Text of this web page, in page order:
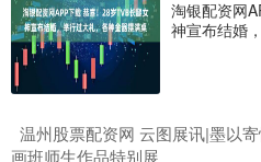
淘银配资网
神宣布结婚
温州股票配资网 云图展讯|墨以
画班师生作品特别展